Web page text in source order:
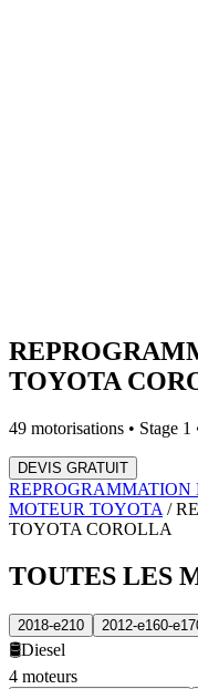
TOYOTA
49 motorisations • Stage 1
DEVIS GRATUIT
REPROGRAMMATION
MOTEUR TOYOTA /
TOYOTA COROLLA
TOUTES LES
2018-e210 2012-e160-
🛢️Diesel
4 moteurs